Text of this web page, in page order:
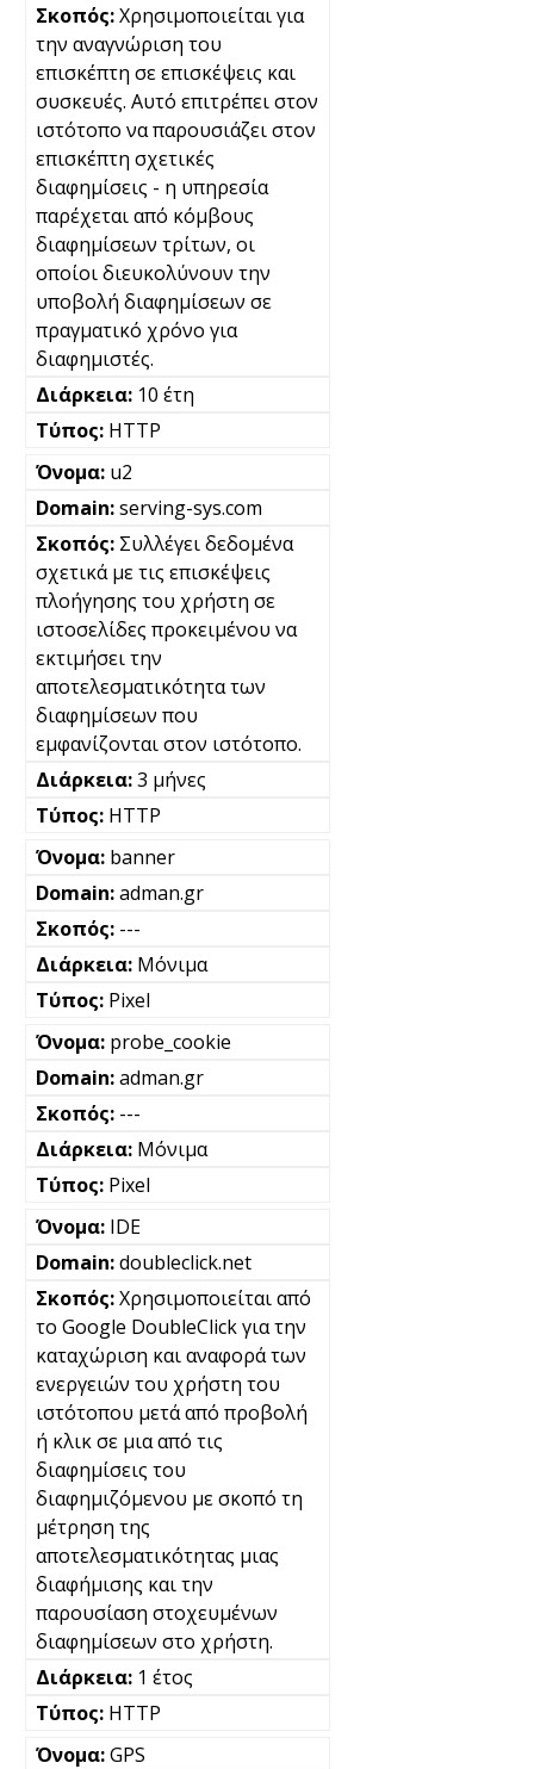
Χρησιμοποιείται για
την αναγνώριση του
επισκέπτη σε επισκέψεις και
συσκευές. Αυτό επιτρέπει στον
ιστότοπο να παρουσιάζει στον
επισκέπτη σχετικές
διαφημίσεις - η υπηρεσία
παρέχεται από κόμβους
διαφημίσεων τρίτων, οι
οποίοι διευκολύνουν την
υποβολή διαφημίσεων σε
πραγματικό χρόνο για
διαφημιστές.
10 έτη
HTTP
u2
serving-sys.com
Συλλέγει δεδομένα
σχετικά με τις επισκέψεις
πλοήγησης του χρήστη σε
ιστοσελίδες προκειμένου να
εκτιμήσει την
αποτελεσματικότητα των
διαφημίσεων που
εμφανίζονται στον ιστότοπο.
3 μήνες
HTTP
banner
adman.gr
---
Μόνιμα
Pixel
probe_cookie
adman.gr
---
Μόνιμα
Pixel
IDE
doubleclick.net
Χρησιμοποιείται από
το Google DoubleClick για την
καταχώριση και αναφορά των
ενεργειών του χρήστη του
ιστότοπου μετά από προβολή
ή κλικ σε μια από τις
διαφημίσεις του
διαφημιζόμενου με σκοπό τη
μέτρηση της
αποτελεσματικότητας μιας
διαφήμισης και την
παρουσίαση στοχευμένων
διαφημίσεων στο χρήστη.
1 έτος
HTTP
GPS